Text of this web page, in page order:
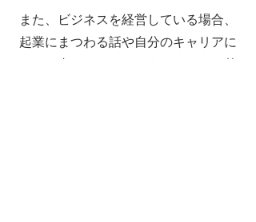
また、ビジネスを経営している場合、
起業にまつわる話や自分のキャリアに